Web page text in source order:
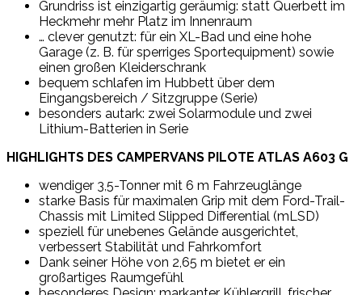
Grundriss ist einzigartig geräumig: statt Querbett im
Heckmehr mehr Platz im Innenraum
… clever genutzt: für ein XL-Bad und eine hohe
Garage (z. B. für sperriges Sportequipment) sowie
einen großen Kleiderschrank
bequem schlafen im Hubbett über dem
Eingangsbereich / Sitzgruppe (Serie)
besonders autark: zwei Solarmodule und zwei
Lithium-Batterien in Serie
HIGHLIGHTS DES CAMPERVANS PILOTE ATLAS A603 G
wendiger 3,5-Tonner mit 6 m Fahrzeuglänge
starke Basis für maximalen Grip mit dem Ford-Trail-
Chassis mit Limited Slipped Differential (mLSD)
speziell für unebenes Gelände ausgerichtet,
verbessert Stabilität und Fahrkomfort
Dank seiner Höhe von 2,65 m bietet er ein
großartiges Raumgefühl